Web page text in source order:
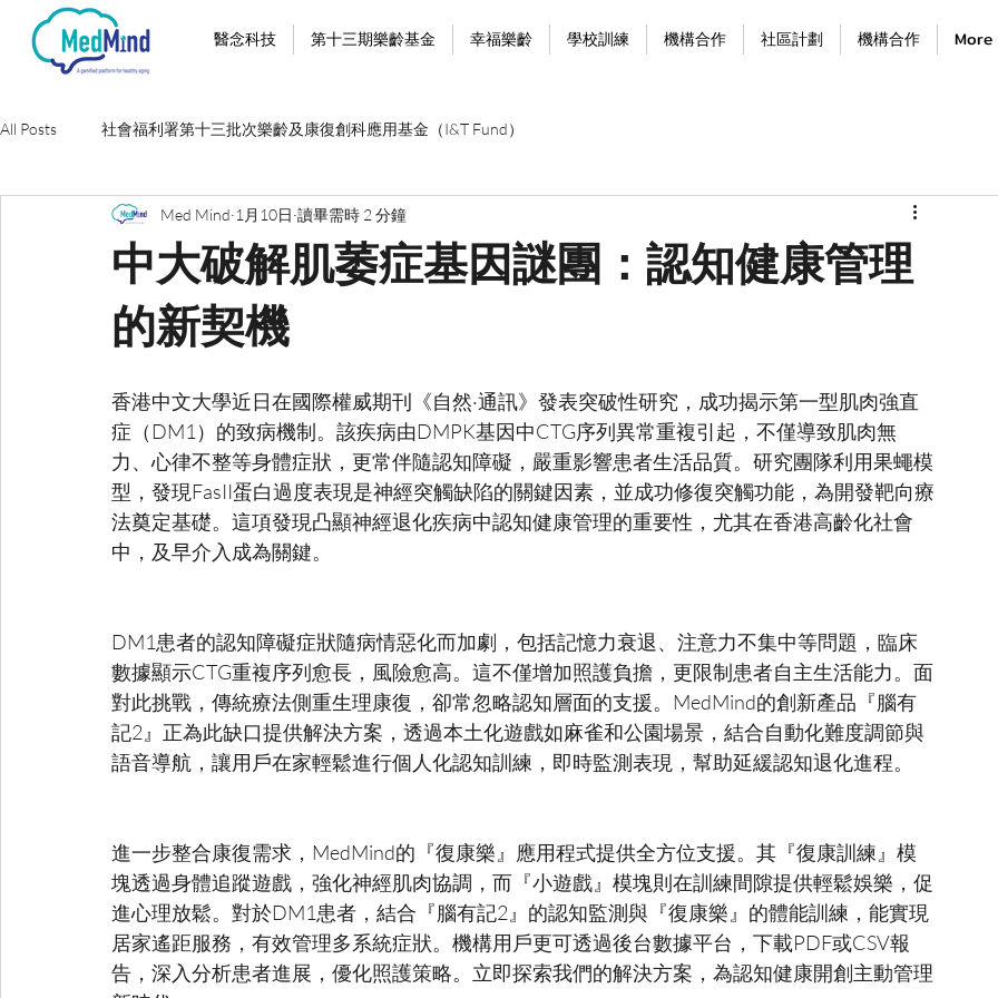
醫念科技 第十三期樂齡基金 幸福樂齡 學校訓練 機構合作 社區計劃 機構合作 More
All Posts 社會福利署第十三批次樂齡及康復創科應用基金（I&T Fund）
中大破解肌萎症基因謎團：認知健康管理
的新契機
Med Mind 1月10日 讀畢需時 2 分鐘
香港中文大學近日在國際權威期刊《自然·通訊》發表突破性研究，成功揭示第一型肌肉強直
症（DM1）的致病機制。該疾病由DMPK基因中CTG序列異常重複引起，不僅導致肌肉無
力、心律不整等身體症狀，更常伴隨認知障礙，嚴重影響患者生活品質。研究團隊利用果蠅模
型，發現FasII蛋白過度表現是神經突觸缺陷的關鍵因素，並成功修復突觸功能，為開發靶向療
法奠定基礎。這項發現凸顯神經退化疾病中認知健康管理的重要性，尤其在香港高齡化社會
DM1患者的認知障礙症狀隨病情惡化而加劇，包括記憶力衰退、注意力不集中等問題，臨床
數據顯示CTG重複序列愈長，風險愈高。這不僅增加照護負擔，更限制患者自主生活能力。面
對此挑戰，傳統療法側重生理康復，卻常忽略認知層面的支援。MedMind的創新產品『腦有
記2』正為此缺口提供解決方案，透過本土化遊戲如麻雀和公園場景，結合自動化難度調節與
進一步整合康復需求，MedMind的『復康樂』應用程式提供全方位支援。其『復康訓練』模
塊透過身體追蹤遊戲，強化神經肌肉協調，而『小遊戲』模塊則在訓練間隙提供輕鬆娛樂，促
進心理放鬆。對於DM1患者，結合『腦有記2』的認知監測與『復康樂』的體能訓練，能實現
居家遙距服務，有效管理多系統症狀。機構用戶更可透過後台數據平台，下載PDF或CSV報
告，深入分析患者進展，優化照護策略。立即探索我們的解決方案，為認知健康開創主動管理